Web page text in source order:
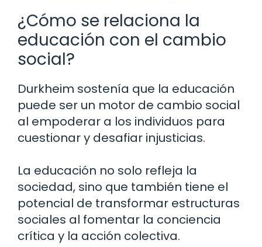
¿Cómo se relaciona la
educación con el cambio
social?
Durkheim sostenía que la educación
puede ser un motor de cambio social
al empoderar a los individuos para
cuestionar y desafiar injusticias.
La educación no solo refleja la
sociedad, sino que también tiene el
potencial de transformar estructuras
sociales al fomentar la conciencia
crítica y la acción colectiva.